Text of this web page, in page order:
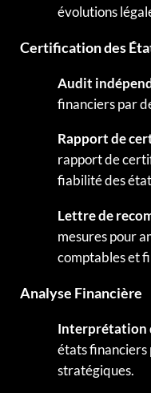
évolutions
Certification des
Audit
financiers par
Rapport de
rapport de
fiabilité des
Lettre de
mesures pour
comptables et
Analyse Financière
Interprétation
états financiers
stratégiques.